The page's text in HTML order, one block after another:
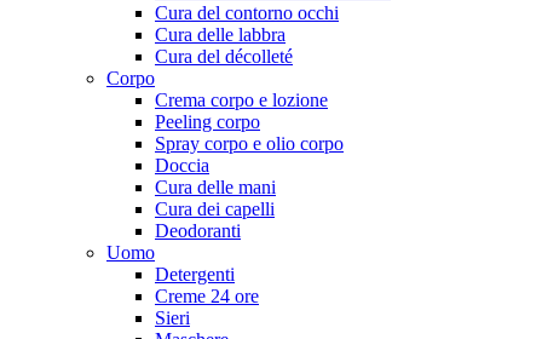
Cura del contorno occhi
Cura delle labbra
Cura del décolleté
Corpo
Crema corpo e lozione
Peeling corpo
Spray corpo e olio corpo
Doccia
Cura delle mani
Cura dei capelli
Deodoranti
Uomo
Detergenti
Creme 24 ore
Sieri